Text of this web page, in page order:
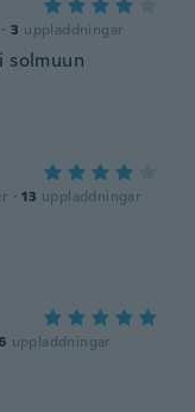
· 3 uppladdningar
solmuun
· 13 uppladdningar
uppladdningar